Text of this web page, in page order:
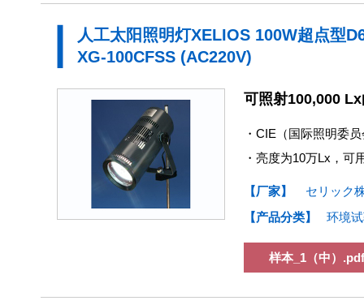
人工太阳照明灯XELIOS 100W超点型
XG-100CFSS (AC220V)
可照射100,000
・CIE（国际照明委
・亮度为10万Lx，
【厂家】
セリック
【产品分类】
环境
样本_1（中）.pdf